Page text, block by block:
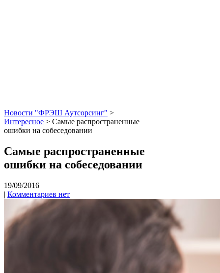
Новости "ФРЭШ Аутсорсинг" >
Интересное > Самые распространенные
ошибки на собеседовании
Самые распространенные
ошибки на собеседовании
19/09/2016
| Комментариев нет